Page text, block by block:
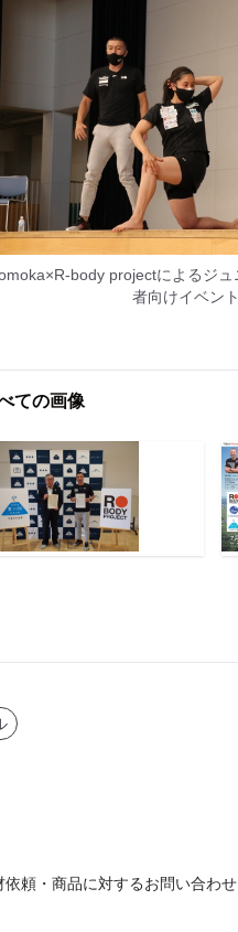
body projectによるジ
者向けイベント
ての画像
依頼・商品に対するお問い合わ